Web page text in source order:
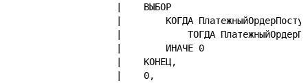
|    ВЫБОР
|        КОГДА
|            ТОГДА
|        ИНАЧЕ 0
|    КОНЕЦ,
|    0,